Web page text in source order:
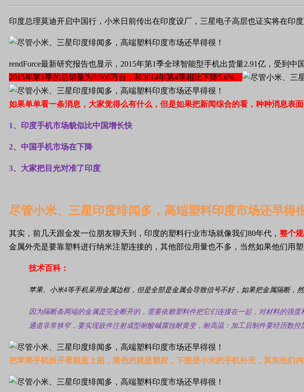
印度总理莫迪开启中国行，小米日前传出在印度设厂，三星电子高层也证实将在印度
rendForce最新研究报告也显示，2015年第1季全球智能型手机出货量2.91亿，受到
2015年第1季的总销量为9,900万台，和2014年第4季相比下降5.6%。
如果单单看一条消息，大家觉得么有什么，但是如果把新闻综合的看，种种消息表面
1、印度手机市场貌似比中国增长快
2、中国手机市场在下降
3、大家把目光对准了印度
尽管小米、三星印度绯闻多，高端塑料印度市场还早得
其实，前几天跟金发一位朋友聊天到，印度的塑料行业市场就像我们80年代， 整个
金属外壳是要靠塑料进行纳米注塑连接的，其他部位用量也不多，当然如果他们用塑
技术百科：
苹果、小米4等手机采用金属边框，但是全部是金属会导致信号不好，如果把金属隔断，
因为隔断条两端的金属是完全断开的，需要依赖塑料件把它们连接在一起，对材料的强度
通道非常狭窄，要实现嵌件注射成型耐酸碱腐蚀耐黄变，耐高温：加工后制件要经历数控
把苹果手机拆开看就是上图，黑色的就是塑胶，下图是小米的手机外壳，其实他们